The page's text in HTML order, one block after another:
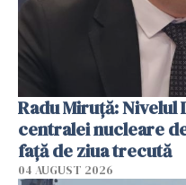
Radu Miruţă: Nivelul
centralei nucleare
faţă de ziua trecută
04 AUGUST 2026